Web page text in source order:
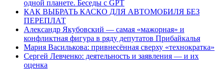
одной планете. Беседы с GPT
КАК ВЫБРАТЬ КАСКО ДЛЯ АВТОМОБИЛЯ БЕЗ
ПЕРЕПЛАТ
Александр Якубовский — самая «мажорная» и
конфликтная фигура в ряду депутатов Прибайкалья
Мария Василькова: привнесённая сверху «технократка»
Сергей Левченко: деятельность и заявления — и их
оценка